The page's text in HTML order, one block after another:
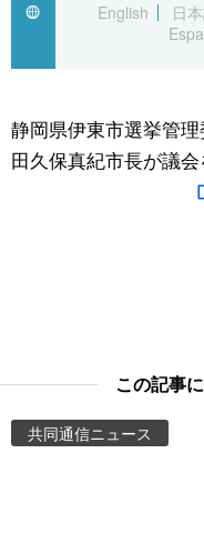
国際
文化
アーカイブ
Japan Data
動画/Live
スポーツ・東京2020
English
日
静岡県伊東市選挙管
田久保真紀市長が議
この記事
共同通信ニュース